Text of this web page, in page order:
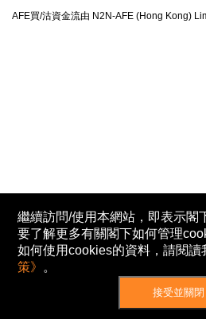
AFE買/沽資金流由 N2N-AFE (Hong Kong)
繼續訪問/使用本網站，即表示閣
要了解更多有關閣下如何管理
如何使用cookies的資料，請閱讀
策》 。
接受並關閉